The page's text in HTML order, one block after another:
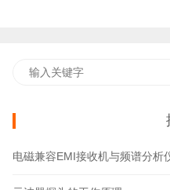
电磁兼容EMI接收机与频谱分析